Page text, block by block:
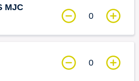
MJC
0
0